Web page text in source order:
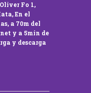
Fo 1,
En el
a 70m del
y a 5min de
y descarga